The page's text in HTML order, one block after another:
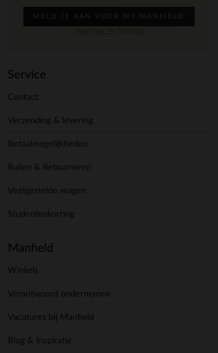
MELD JE AAN VOOR MY MANFIELD
Service
Contact
Verzending & levering
Betaalmogelijkheden
Ruilen & Retourneren
Veelgestelde vragen
Studentenkorting
Manfield
Winkels
Verantwoord ondernemen
Vacatures bij Manfield
Blog & Inspiratie